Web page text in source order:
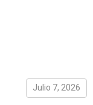
Julio 7, 2026